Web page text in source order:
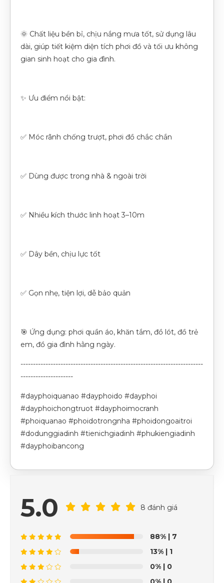
🌞 Chất liệu bền bỉ, chịu nắng mưa tốt, sử dụng lâu
dài, giúp tiết kiệm diện tích phơi đồ và tối ưu không
gian sinh hoạt cho gia đình.
✨ Ưu điểm nổi bật:
✅ Móc rãnh chống trượt, phơi đồ chắc chắn
✅ Dùng được trong nhà & ngoài trời
✅ Nhiều kích thước linh hoạt 3–10m
✅ Dây bền, chịu lực tốt
✅ Gọn nhẹ, tiện lợi, dễ bảo quản
🎯 Ứng dụng: phơi quần áo, khăn tắm, đồ lót, đồ trẻ
em, đồ gia đình hằng ngày.
-------------------------------------------------------------------------
---------------------
#dayphoiquanao #dayphoido #dayphoi
#dayphoichongtruot #dayphoimocranh
#phoiquanao #phoidotrongnha #phoidongoaitroi
#dodunggiadinh #tienichgiadinh #phukiengiadinh
#dayphoibancong
5.0 8 đánh giá
88% | 7
13% | 1
0% | 0